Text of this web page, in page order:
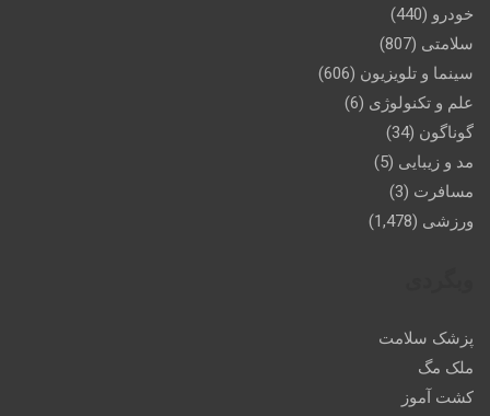
خودرو (440)
سلامتی (807)
سینما و تلویزیون (606)
علم و تکنولوژی (6)
گوناگون (34)
مد و زیبایی (5)
مسافرت (3)
ورزشی (1,478)
پزشک سلامت
ملک مگ
کشت آموز